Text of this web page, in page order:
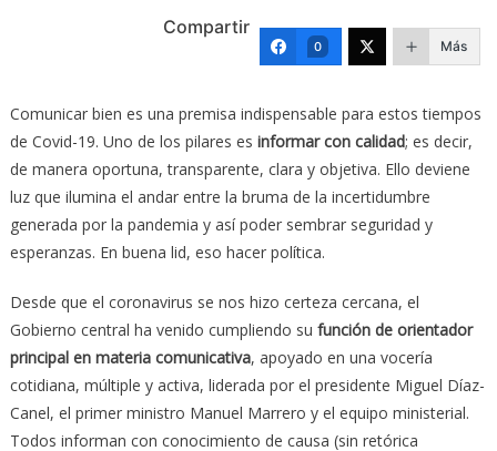
Compartir
0 Más
Comunicar bien es una premisa indispensable para estos tiempos
de Covid-19. Uno de los pilares es informar con calidad; es decir,
de manera oportuna, transparente, clara y objetiva. Ello deviene
luz que ilumina el andar entre la bruma de la incertidumbre
generada por la pandemia y así poder sembrar seguridad y
esperanzas. En buena lid, eso hacer política.
Desde que el coronavirus se nos hizo certeza cercana, el
Gobierno central ha venido cumpliendo su función de orientador
principal en materia comunicativa, apoyado en una vocería
cotidiana, múltiple y activa, liderada por el presidente Miguel Díaz-
Canel, el primer ministro Manuel Marrero y el equipo ministerial.
Todos informan con conocimiento de causa (sin retórica